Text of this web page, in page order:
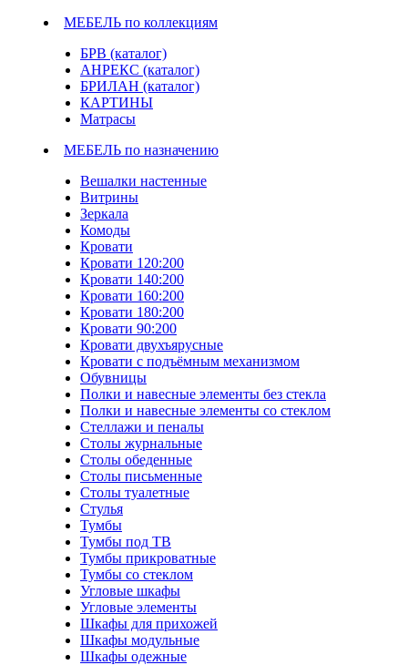
МЕБЕЛЬ по коллекциям
БРВ (каталог)
АНРЕКС (каталог)
БРИЛАН (каталог)
КАРТИНЫ
Матрасы
МЕБЕЛЬ по назначению
Вешалки настенные
Витрины
Зеркала
Комоды
Кровати
Кровати 120:200
Кровати 140:200
Кровати 160:200
Кровати 180:200
Кровати 90:200
Кровати двухъярусные
Кровати с подъёмным механизмом
Обувницы
Полки и навесные элементы без стекла
Полки и навесные элементы со стеклом
Стеллажи и пеналы
Столы журнальные
Столы обеденные
Столы письменные
Столы туалетные
Стулья
Тумбы
Тумбы под ТВ
Тумбы прикроватные
Тумбы со стеклом
Угловые шкафы
Угловые элементы
Шкафы для прихожей
Шкафы модульные
Шкафы одежные